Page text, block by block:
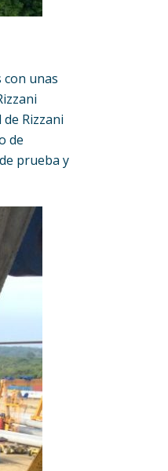
con unas
Rizzani
de
prueba y